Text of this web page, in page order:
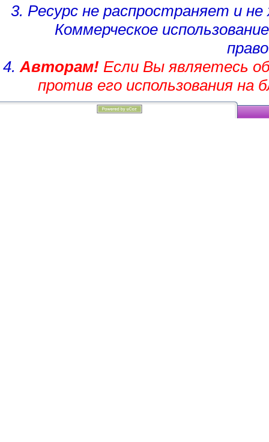
3. Ресурс не распространяет и
Коммерческое
4. Авторам!Если Вы являетесь
против его использования на